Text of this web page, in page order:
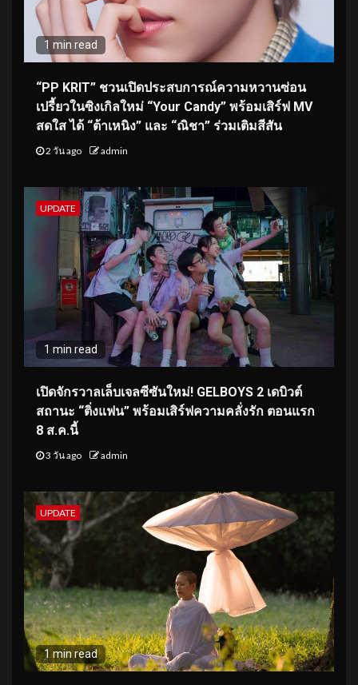
1 min read
“PP KRIT” ชวนเปิดประสบการณ์ความหวานซ่อน
เปรี้ยวในซิงเกิลใหม่ “Your Candy” พร้อมเสิร์ฟ MV
สดใส ได้ “ต้าเหนิง” และ “ณิชา” ร่วมเติมสีสัน
2 วัน ago admin
UPDATE
1 min read
เปิดจักรวาลเล็บเจลซีซันใหม่! GELBOYS 2 เดบิวต์
สถานะ “ติ่งแฟน” พร้อมเสิร์ฟความคลั่งรัก ตอนแรก
8 ส.ค.นี้
3 วัน ago admin
UPDATE
1 min read